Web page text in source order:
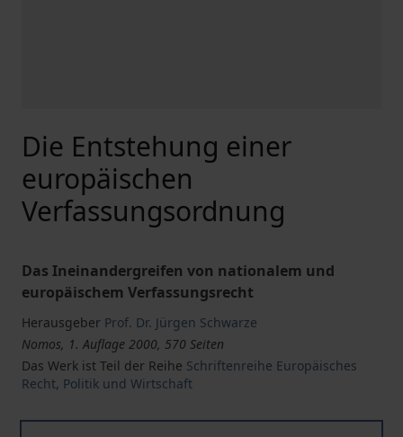
Die Entstehung einer
europäischen
Verfassungsordnung
Das Ineinandergreifen von nationalem und
europäischem Verfassungsrecht
Herausgeber Prof. Dr. Jürgen Schwarze
Nomos, 1. Auflage 2000, 570 Seiten
Das Werk ist Teil der Reihe Schriftenreihe Europäisches
Recht, Politik und Wirtschaft